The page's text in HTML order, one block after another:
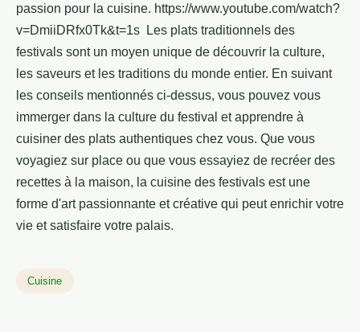
passion pour la cuisine. https://www.youtube.com/watch?
v=DmiiDRfx0Tk&t=1s Les plats traditionnels des
festivals sont un moyen unique de découvrir la culture,
les saveurs et les traditions du monde entier. En suivant
les conseils mentionnés ci-dessus, vous pouvez vous
immerger dans la culture du festival et apprendre à
cuisiner des plats authentiques chez vous. Que vous
voyagiez sur place ou que vous essayiez de recréer des
recettes à la maison, la cuisine des festivals est une
forme d'art passionnante et créative qui peut enrichir votre
vie et satisfaire votre palais.
Cuisine